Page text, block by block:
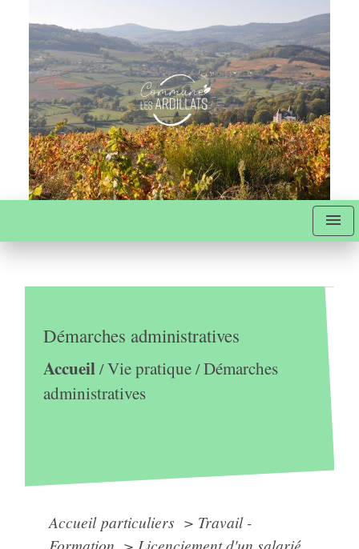
menu
Démarches administratives
Accueil/Vie pratique/Démarches
administratives
Accueil particuliers > Travail -